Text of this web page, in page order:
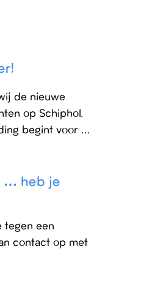
de nieuwe
op Schiphol.
begint voor ...
… heb je
tegen een
contact op met